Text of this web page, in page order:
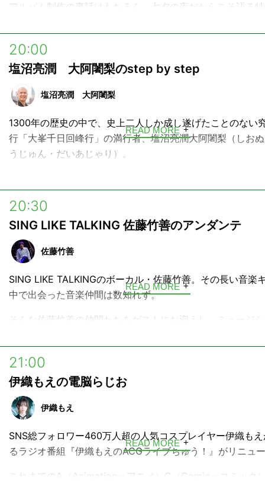
アルバム制作の裏話はもちろん、七夕の夜だからこそ語る
20:00
塩沼亮潤 大阿闍梨のstep by step
塩沼亮潤 大阿闍梨
1300年の歴史の中で、史上二人しか成し遂げたことのない
行「大峯千日回峰行」の満行者、塩沼亮潤大阿闍梨（しお
うじゅん・だいあじゃり）。
り、リスナーの皆様からの質問・世の中への素朴な疑問・
真摯にお答え致します。
どんな質問にも大阿闍梨がズバリ回答！あなたのココロの
いを今こそぶつけてみませんか？お待ちしています！
READ MORE
20:30
SING LIKE TALKING 佐藤竹善のアンダンテ
佐藤竹善
SING LIKE TALKINGのボーカル・佐藤竹善。その長い音楽
中で出会った音楽仲間は数知れず。
そんな佐藤竹善の仲間たちをゲストにお迎えし、ミュージ
また、時には一人喋りでゆったりとお届けする回もあり、
TALKINGのナンバーはもちろん、佐藤竹善おすすめの洋楽
紹介します。
READ MORE
21:00
伊織もえの電脳らじお
伊織もえ
SNS総フォロワー460万人超の人気コスプレイヤー伊織も
るラジオ番組『伊織もえのACGライブちゅう！』がリニュ
これまでのA（Animation＝アニメ）C（Comic＝コミック
READ MORE